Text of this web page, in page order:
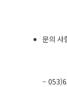
문의 사
–